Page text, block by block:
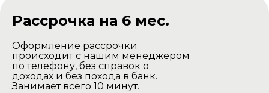
Рассрочка на 6 мес.
Оформление рассрочки
происходит с нашим менеджером
по телефону, без справок о
доходах и без похода в банк.
Занимает всего 10 минут.